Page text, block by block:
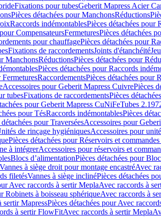
Fixations pour tubesGeberit Mapress Acier
Pièces détachées pour ManchonsRéductions
Raccords indémontablesPièces détachées pour
CompensateursFermeturesPièces détachées
pour chauffagePièces détachées pour
Fixations de raccordementsJoints d'étanchéité
ManchonsRéductionsPièces détachées pour
Pièces détachées pour Raccords
FermeturesRaccordementsPièces détachées pour
Accessoires pour Geberit Mapress CuivrePièces
tubesFixations de raccordementsPièces
pour Geberit Mapress CuNiFeTubes
pour TésRaccords indémontablesPièces
pour TraverséesAccessoires pour
de rinçage hygiéniquesAccessoires pour
Pièces détachées pour Réservoirs et
à intégrerAccessoires pour réservoirs et
Blocs d’alimentationPièces détachées pour
à siège droit pour montage encastréAvec
filetésVannes à siège inclinéPièces détachées
Avec raccords à sertir MeplaAvec raccords à
Robinets à boisseau sphériqueAvec raccords à
sertir MapressPièces détachées pour Avec
à sertir FlowFitAvec raccords à sertir Mepla